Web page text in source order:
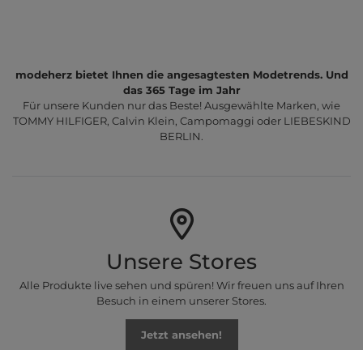
modeherz bietet Ihnen die angesagtesten Modetrends. Und
das 365 Tage im Jahr
Für unsere Kunden nur das Beste! Ausgewählte Marken, wie
TOMMY HILFIGER, Calvin Klein, Campomaggi oder LIEBESKIND
BERLIN.
Unsere Stores
Alle Produkte live sehen und spüren! Wir freuen uns auf Ihren
Besuch in einem unserer Stores.
Jetzt ansehen!